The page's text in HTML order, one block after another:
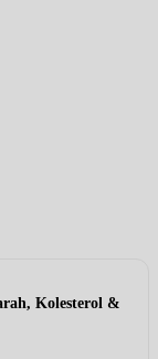
Kolesterol &